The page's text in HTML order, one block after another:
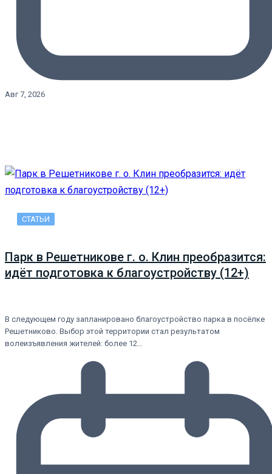
Авг 7, 2026
СТАТЬИ
Парк в Решетникове г. о. Клин преобразится:
идёт подготовка к благоустройству (12+)
В следующем году запланировано благоустройство парка в посёлке
Решетниково. Выбор этой территории стал результатом
волеизъявления жителей: более 12…